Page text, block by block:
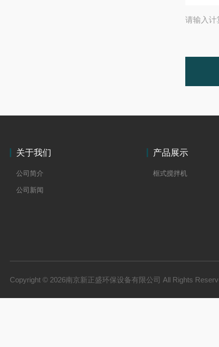
请输入计
关于我们
公司简介
公司新闻
产品展示
框式搅拌机
Copyright © 2026南京新正盛环保设备有限公司 All Rights